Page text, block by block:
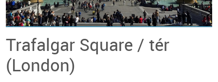
Trafalgar Square / tér
(London)